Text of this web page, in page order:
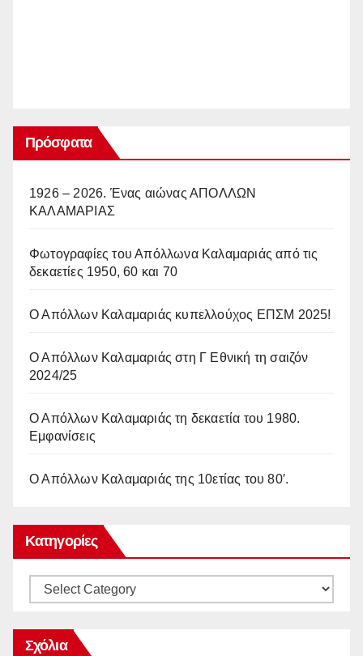
Πρόσφατα
1926 – 2026. Ένας αιώνας ΑΠΟΛΛΩΝ
ΚΑΛΑΜΑΡΙΑΣ
Φωτογραφίες του Απόλλωνα Καλαμαριάς από τις
δεκαετίες 1950, 60 και 70
Ο Απόλλων Καλαμαριάς κυπελλούχος ΕΠΣΜ 2025!
Ο Απόλλων Καλαμαριάς στη Γ Εθνική τη σαιζόν
2024/25
Ο Απόλλων Καλαμαριάς τη δεκαετία του 1980.
Εμφανίσεις
Ο Απόλλων Καλαμαριάς της 10ετίας του 80′.
Κατηγορίες
Κατηγορίες
Σχόλια